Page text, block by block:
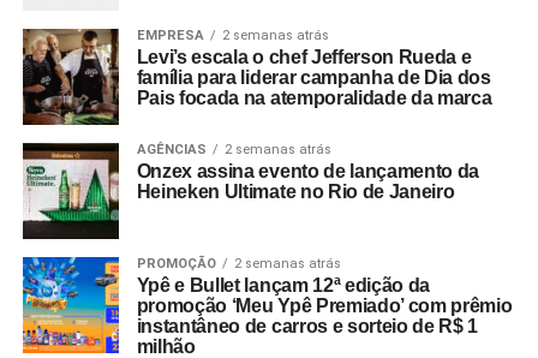
EMPRESA 2 semanas atrás
Levi’s escala o chef Jefferson Rueda e
família para liderar campanha de Dia dos
Pais focada na atemporalidade da marca
AGÊNCIAS 2 semanas atrás
Onzex assina evento de lançamento da
Heineken Ultimate no Rio de Janeiro
PROMOÇÃO 2 semanas atrás
Ypê e Bullet lançam 12ª edição da
promoção ‘Meu Ypê Premiado’ com prêmio
instantâneo de carros e sorteio de R$ 1
milhão